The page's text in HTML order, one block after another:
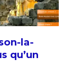
la-
qu’un